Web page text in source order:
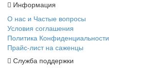
Информация
О нас и Частые вопросы
Условия соглашения
Политика Конфиденциальности
Прайс-лист на саженцы
Служба поддержки